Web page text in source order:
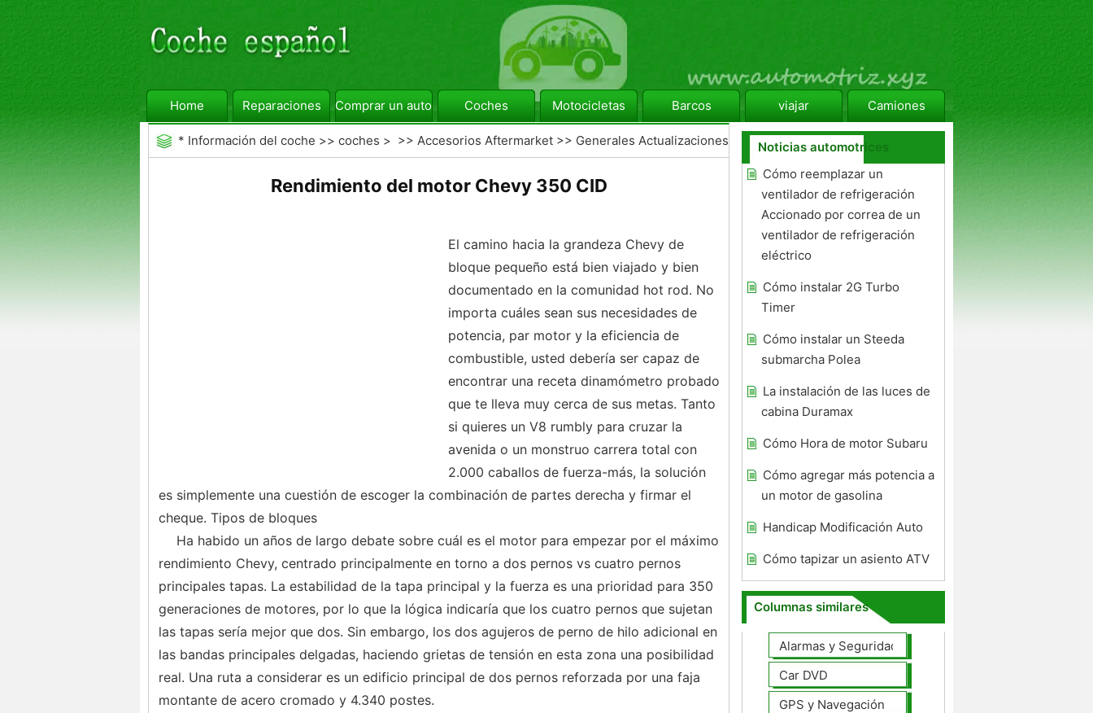
Home Reparaciones Comprar un automóvil Coches Motocicletas Barcos viajar Camiones
* Información del coche >> coches > >> Accesorios Aftermarket>> Generales Actualizaciones
Rendimiento del motor Chevy 350 CID
El camino hacia la grandeza Chevy de
bloque pequeño está bien viajado y bien
documentado en la comunidad hot rod. No
importa cuáles sean sus necesidades de
potencia, par motor y la eficiencia de
combustible, usted debería ser capaz de
encontrar una receta dinamómetro probado
que te lleva muy cerca de sus metas. Tanto
si quieres un V8 rumbly para cruzar la
avenida o un monstruo carrera total con
2.000 caballos de fuerza-más, la solución
es simplemente una cuestión de escoger la combinación de partes derecha y firmar el
cheque. Tipos de bloques
Ha habido un años de largo debate sobre cuál es el motor para empezar por el máximo
rendimiento Chevy, centrado principalmente en torno a dos pernos vs cuatro pernos
principales tapas. La estabilidad de la tapa principal y la fuerza es una prioridad para 350
generaciones de motores, por lo que la lógica indicaría que los cuatro pernos que sujetan
las tapas sería mejor que dos. Sin embargo, los dos agujeros de perno de hilo adicional en
las bandas principales delgadas, haciendo grietas de tensión en esta zona una posibilidad
real. Una ruta a considerar es un edificio principal de dos pernos reforzada por una faja
montante de acero cromado y 4.340 postes.
Noticias automotrices
Cómo reemplazar un
ventilador de refrigeración
Accionado por correa de un
ventilador de refrigeración
eléctrico
Cómo instalar 2G Turbo
Timer
Cómo instalar un Steeda
submarcha Polea
La instalación de las luces de
cabina Duramax
Cómo Hora de motor Subaru
Cómo agregar más potencia a
un motor de gasolina
Handicap Modificación Auto
Cómo tapizar un asiento ATV
Columnas similares
Alarmas y Seguridad
Car DVD
GPS y Navegación